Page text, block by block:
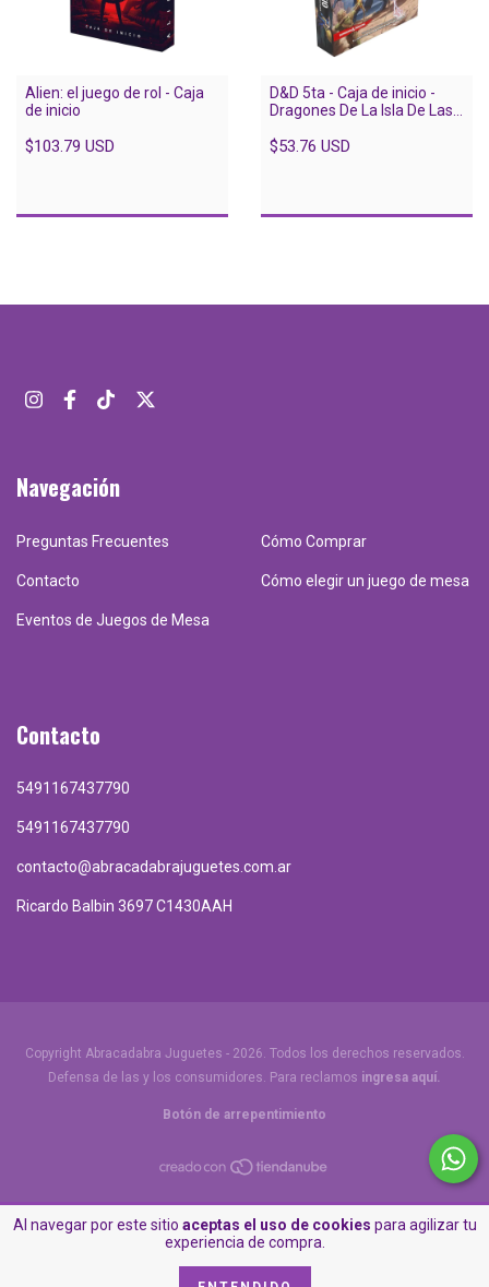
Al navegar por este sitio aceptas el uso de cookies para agilizar tu
experiencia de compra.
Alien: el juego de rol - Caja
de inicio
$103.79 USD
D&D 5ta - Caja de inicio -
Dragones De La Isla De Las
$53.76 USD
Navegación
Preguntas Frecuentes Cómo Comprar
Contacto Cómo elegir un juego de mesa
Eventos de Juegos de Mesa
Contacto
5491167437790
5491167437790
contacto@abracadabrajuguetes.com.ar
Ricardo Balbin 3697 C1430AAH
Copyright Abracadabra Juguetes - 2026. Todos los derechos reservados.
Defensa de las y los consumidores. Para reclamos ingresa aquí.
Botón de arrepentimiento